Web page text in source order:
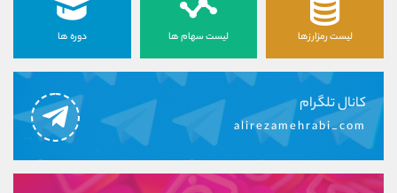
لیست رمزارزها لیست سهام ها دوره ها
کانال تلگرام
alirezamehrabi_com